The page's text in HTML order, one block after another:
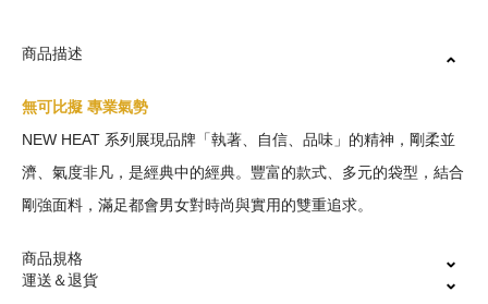
商品描述
無可比擬 專業氣勢
NEW HEAT 系列展現品牌「執著、自信、品味」的精神，剛柔並
濟、氣度非凡，是經典中的經典。豐富的款式、多元的袋型，結合
剛強面料，滿足都會男女對時尚與實用的雙重追求。
商品規格
運送＆退貨